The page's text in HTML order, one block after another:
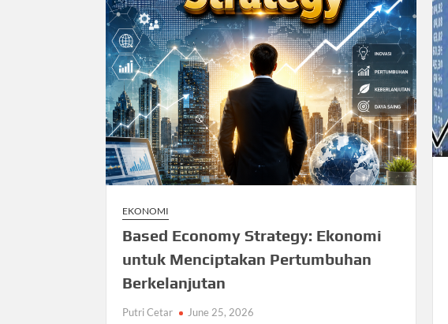
EKONOMI
Based Economy Strategy: Ekonomi
untuk Menciptakan Pertumbuhan
Berkelanjutan
Putri Cetar June 25, 2026